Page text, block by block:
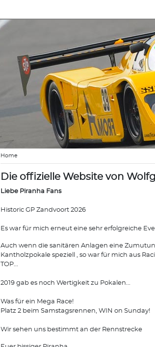
Home
Die offizielle Website von
Liebe Piranha Fans
Historic GP Zandvoort 2026
Es war für mich erneut eine sehr erfolgreiche
Auch wenn die sanitären Anlagen eine
Kantholzpokale speziell , so war für mich aus
TOP...
2019 gab es noch Wertigkeit zu Pokalen...
Was für ein Mega Race!
Platz 2 beim Samstagsrennen, WIN on Sunday!
Wir sehen uns bestimmt an der Rennstrecke